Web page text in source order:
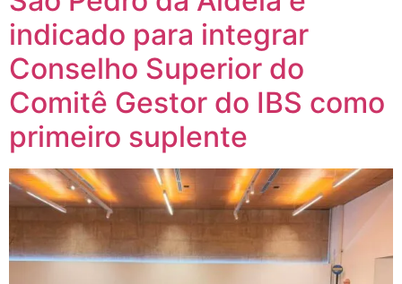
indicado para integrar
Conselho Superior do
Comitê Gestor do IBS como
primeiro suplente